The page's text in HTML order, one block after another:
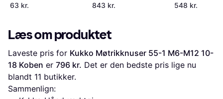
63 kr.
843 kr.
548 kr.
Læs om produktet
Laveste pris for Kukko Møtrikknuser 55-1 M6-M12 10-
18 Koben er 796 kr. Det er den bedste pris lige nu
blandt 11 butikker.
Sammenlign: